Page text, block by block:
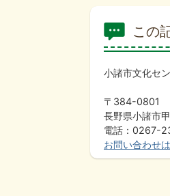
この
小諸市文化セ
〒384-0801
長野県小諸市
電話：0267-
お問い合わせ